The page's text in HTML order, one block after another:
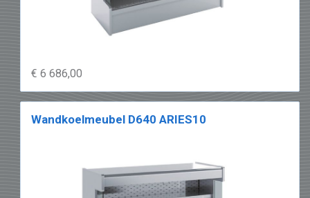
€ 6 686,00
Wandkoelmeubel D640 ARIES10